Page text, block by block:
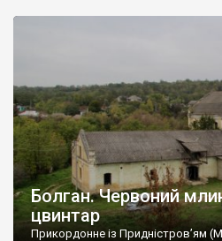
Болган. Червоний
цвинтар
Прикордонне із Придністров’ям